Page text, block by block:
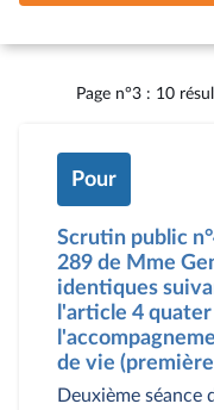
Page n°3 : 10
Pour
Scrutin public
289 de Mme
identiques
l'article 4
de vie
Deuxième